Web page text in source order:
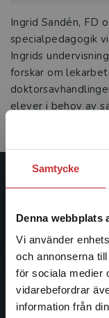
Samtycke
Denna webbplats
Vi använder
och annonserna
för sociala medier
vidarebefordrar
information från
Ingrid Sandén, FD
specialpedagogik
Ingrids
forskar om
elever i behov av
Studentlitteratur
ledande
facklitteratur,
längs hela